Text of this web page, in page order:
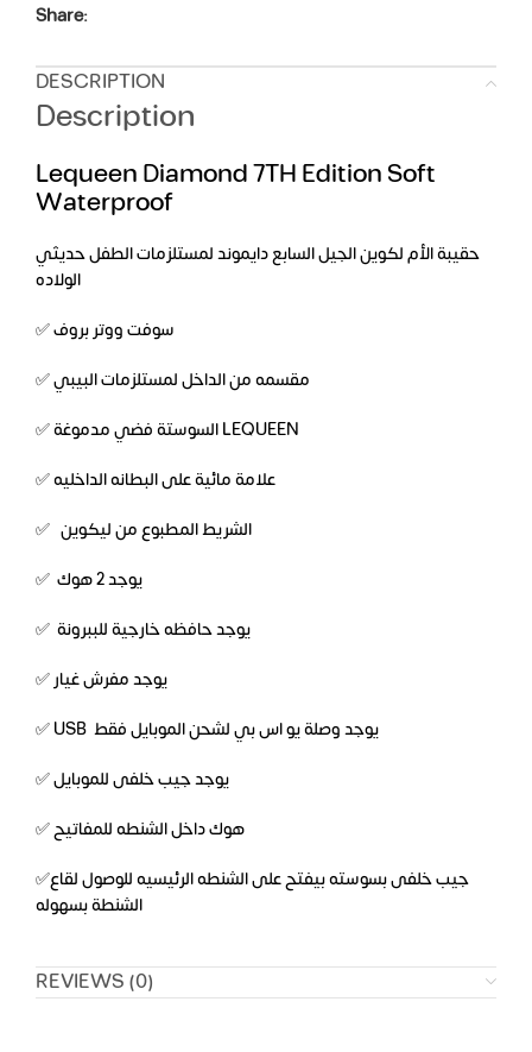
Share:
DESCRIPTION
Description
Lequeen Diamond 7TH Edition Soft
Waterproof
حقيبة الأم لكوين الجيل السابع دايموند لمستلزمات الطفل حديثي
الولاده
✅ سوفت ووتر بروف
✅ مقسمه من الداخل لمستلزمات البيبي
✅ السوستة فضي مدموغة LEQUEEN
✅ علامة مائية على البطانه الداخليه
✅ الشريط المطبوع من ليكوين
✅ يوجد 2 هوك
✅ يوجد حافظه خارجية للببرونة
✅ يوجد مفرش غيار
✅ USB يوجد وصلة يو اس بي لشحن الموبايل فقط
✅ يوجد جيب خلفى للموبايل
✅ هوك داخل الشنطه للمفاتيح
✅جيب خلفى بسوسته بيفتح على الشنطه الرئيسيه للوصول لقاع
الشنطة بسهوله
REVIEWS (0)